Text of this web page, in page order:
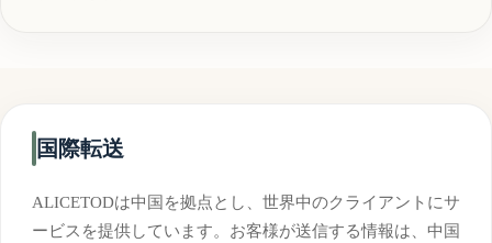
国際転送
ALICETODは中国を拠点とし、世界中のクライアントにサ
ービスを提供しています。お客様が送信する情報は、中国